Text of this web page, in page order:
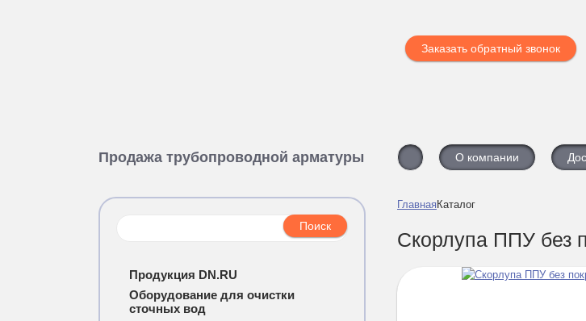
Заказать обратный звонок
Продажа трубопроводной арматуры О компании
Продукция DN.RU
Оборудование для очистки
сточных вод
Главная Каталог
Скорлупа ППУ без